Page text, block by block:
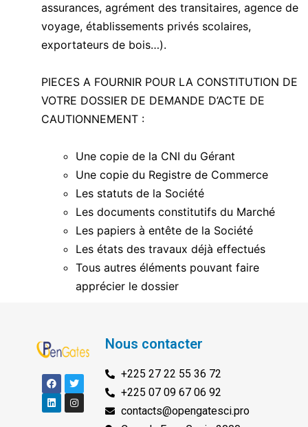
assurances, agrément des transitaires, agence de
voyage, établissements privés scolaires,
exportateurs de bois…).
PIECES A FOURNIR POUR LA CONSTITUTION DE
VOTRE DOSSIER DE DEMANDE D’ACTE DE
CAUTIONNEMENT :
Une copie de la CNI du Gérant
Une copie du Registre de Commerce
Les statuts de la Société
Les documents constitutifs du Marché
Les papiers à entête de la Société
Les états des travaux déjà effectués
Tous autres éléments pouvant faire
apprécier le dossier
Nous contacter
+225 27 22 55 36 72
+225 07 09 67 06 92
contacts@opengatesci.pro